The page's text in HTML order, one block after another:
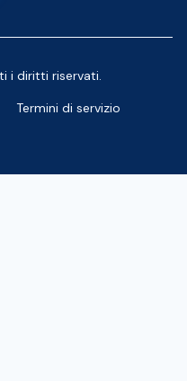
i diritti riservati.
Termini di servizio